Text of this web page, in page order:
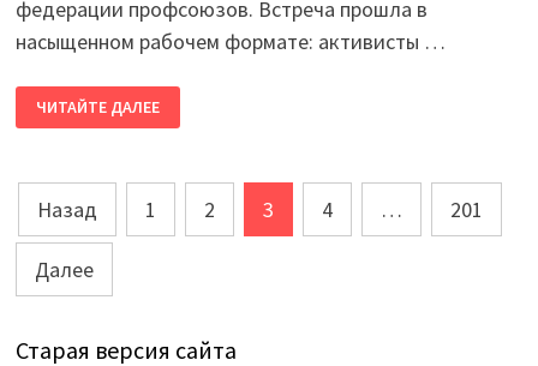
федерации профсоюзов. Встреча прошла в
насыщенном рабочем формате: активисты …
ИТОГИ
ЗАСЕДАНИЯ
МОЛОДЕЖНОГО
ЧИТАЙТЕ ДАЛЕЕ
Пагинация
записей
Назад 1 2 3 4 … 201
Далее
Старая версия сайта